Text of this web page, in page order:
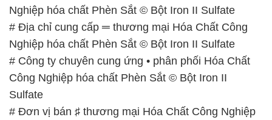
Nghiệp hóa chất Phèn Sắt © Bột Iron II Sulfate
# Địa chỉ cung cấp ═ thương mại Hóa Chất Công
Nghiệp hóa chất Phèn Sắt © Bột Iron II Sulfate
# Công ty chuyên cung ứng • phân phối Hóa Chất
Công Nghiệp hóa chất Phèn Sắt © Bột Iron II
Sulfate
# Đơn vị bán ♯ thương mại Hóa Chất Công Nghiệp